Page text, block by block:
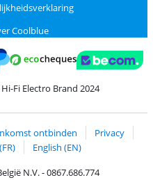
Coolblue
via ClickToPay
met PayPal
Fi Electro Brand 2024
ontbinden
Privacy
English (EN)
N.V. - 0867.686.774